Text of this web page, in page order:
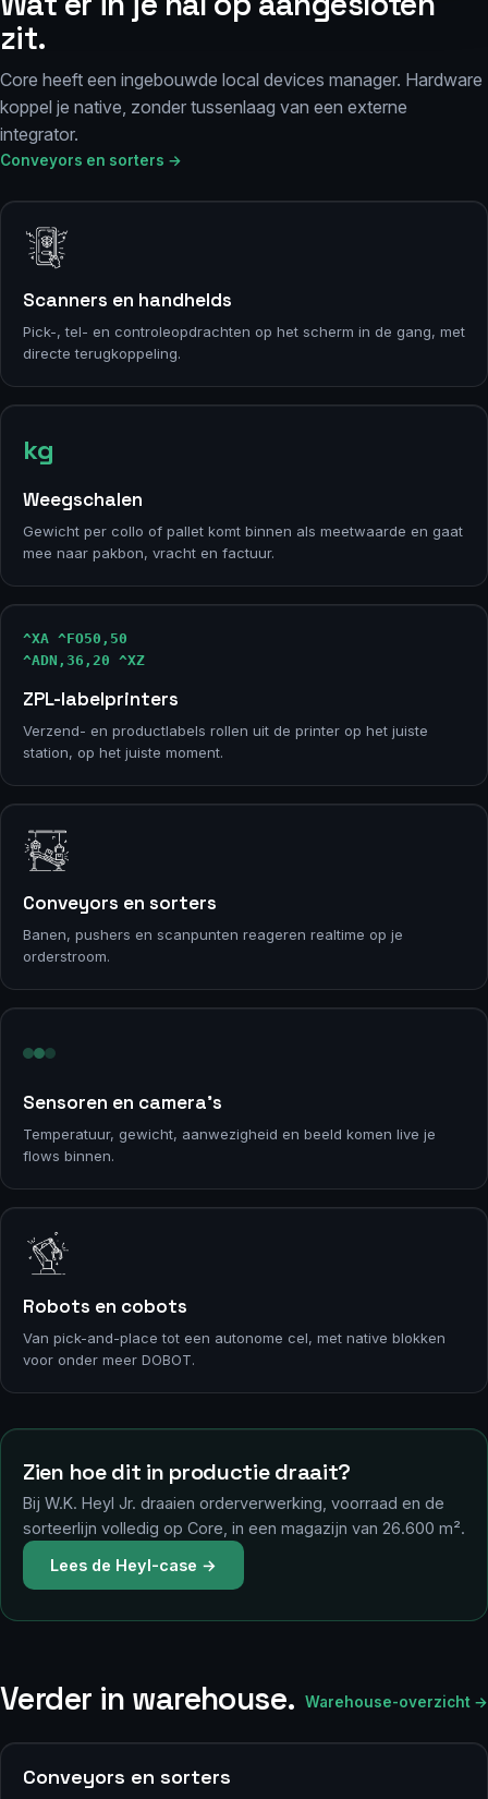
zit.
Core heeft een ingebouwde local devices manager. Hardware
koppel je native, zonder tussenlaag van een externe
integrator.
Conveyors en sorters →
Scanners en handhelds
Pick-, tel- en controleopdrachten op het scherm in de gang, met
directe terugkoppeling.
kg
Weegschalen
Gewicht per collo of pallet komt binnen als meetwaarde en gaat
mee naar pakbon, vracht en factuur.
^XA ^FO50,50
^ADN,36,20 ^XZ
ZPL-labelprinters
Verzend- en productlabels rollen uit de printer op het juiste
station, op het juiste moment.
Conveyors en sorters
Banen, pushers en scanpunten reageren realtime op je
orderstroom.
Sensoren en camera’s
Temperatuur, gewicht, aanwezigheid en beeld komen live je
flows binnen.
Robots en cobots
Van pick-and-place tot een autonome cel, met native blokken
voor onder meer DOBOT.
Zien hoe dit in productie draait?
Bij W.K. Heyl Jr. draaien orderverwerking, voorraad en de
sorteerlijn volledig op Core, in een magazijn van 26.600 m².
Lees de Heyl-case →
Verder in warehouse. Warehouse-overzicht →
Conveyors en sorters